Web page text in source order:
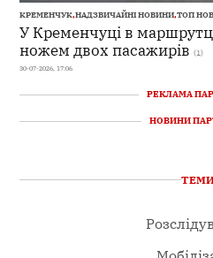
КРЕМЕНЧУК,НАДЗВИЧАЙНІ НОВИНИ,ТОП
У Кременчуці в
ножем двох пасажирів (1)
30-07-2026, 17:06
РЕКЛАМА
НОВИНИ